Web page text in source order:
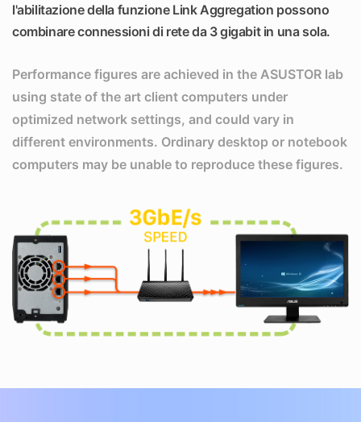
l'abilitazione della funzione Link Aggregation possono
combinare connessioni di rete da 3 gigabit in una sola.
Performance figures are achieved in the ASUSTOR lab
using state of the art client computers under
optimized network settings, and could vary in
different environments. Ordinary desktop or notebook
computers may be unable to reproduce these figures.